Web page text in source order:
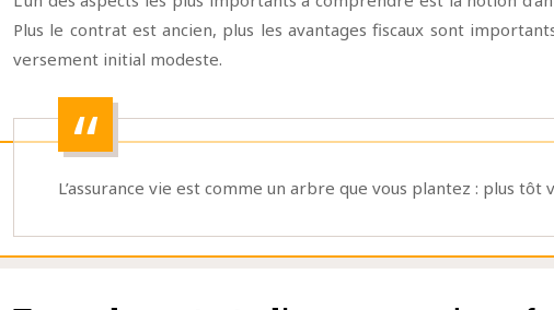
Plus le contrat est ancien, plus les avantages fiscaux sont
versement initial modeste.
L’assurance vie est comme un arbre que vous plantez : plus